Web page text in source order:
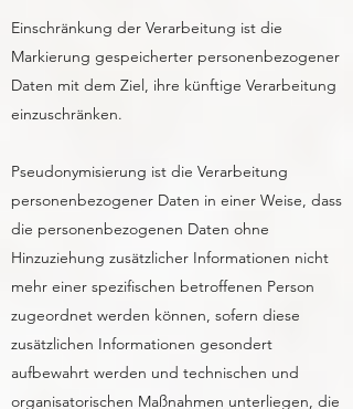
Einschränkung der Verarbeitung ist die
Markierung gespeicherter personenbezogener
Daten mit dem Ziel, ihre künftige Verarbeitung
einzuschränken.
Pseudonymisierung ist die Verarbeitung
personenbezogener Daten in einer Weise, dass
die personenbezogenen Daten ohne
Hinzuziehung zusätzlicher Informationen nicht
mehr einer spezifischen betroffenen Person
zugeordnet werden können, sofern diese
zusätzlichen Informationen gesondert
aufbewahrt werden und technischen und
organisatorischen Maßnahmen unterliegen, die